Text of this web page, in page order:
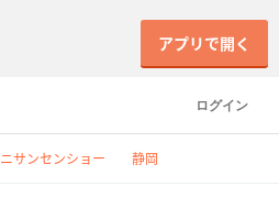
ログイン
アプリで開く
ニサンセンショー 静岡